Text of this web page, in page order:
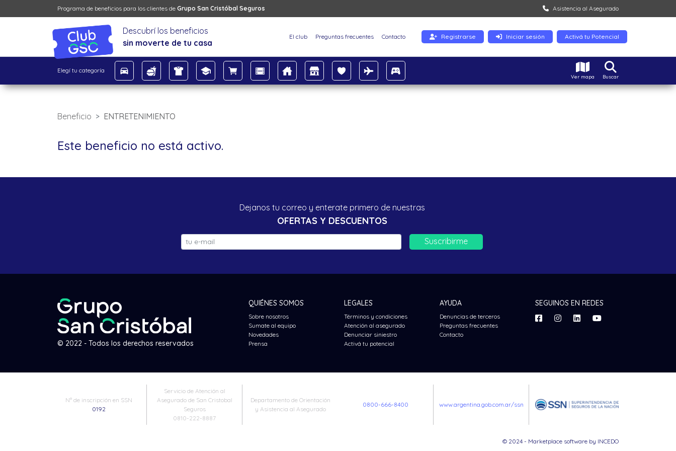
Programa de beneficios para los clientes de Grupo San Cristóbal Seguros Asistencia al Asegurado
Descubrí los beneficios
sin moverte de tu casa
El club Preguntas frecuentes Contacto Registrarse Iniciar sesión Activá tu Potencial
Elegí tu categoría
Ver mapa Buscar
Beneficio ENTRETENIMIENTO
Este beneficio no está activo.
Dejanos tu correo y enterate primero de nuestras
OFERTAS Y DESCUENTOS
Suscribirme
© 2022 - Todos los derechos reservados
QUIÉNES SOMOS
Sobre nosotros
Sumate al equipo
Novedades
Prensa
LEGALES
Términos y condiciones
Atención al asegurado
Denunciar siniestro
Activá tu potencial
AYUDA
Denuncias de terceros
Preguntas frecuentes
Contacto
SEGUINOS EN REDES
N° de inscripción en SSN
0192
Servicio de Atención al
Asegurado de San Cristobal
Seguros
0810-222-8887
Departamento de Orientación
y Asistencia al Asegurado
0800-666-8400 www.argentina.gob.com.ar/ssn
© 2024 - Marketplace software by INCEDO